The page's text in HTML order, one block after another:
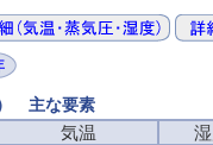
主な要素
気温